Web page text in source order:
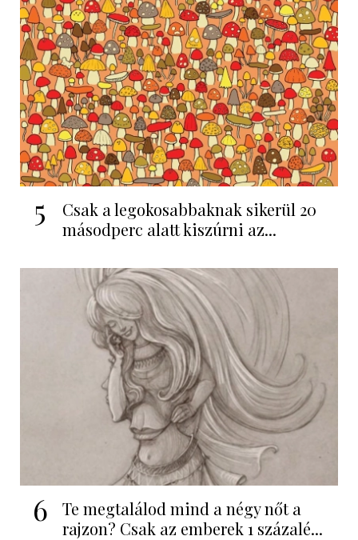
5
Csak a legokosabbaknak sikerül 20
másodperc alatt kiszúrni az...
6
Te megtalálod mind a négy nőt a
rajzon? Csak az emberek 1 százalé...